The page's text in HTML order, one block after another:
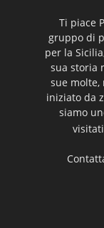
Ti piace
gruppo di
per la
sua storia
sue molte,
iniziato da
siamo